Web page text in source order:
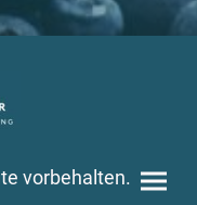
vorbehalten.